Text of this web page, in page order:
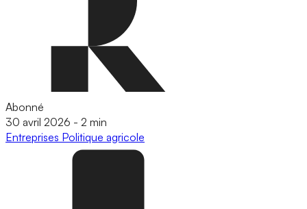
Abonné
30 avril 2026 - 2 min
Entreprises Politique agricole